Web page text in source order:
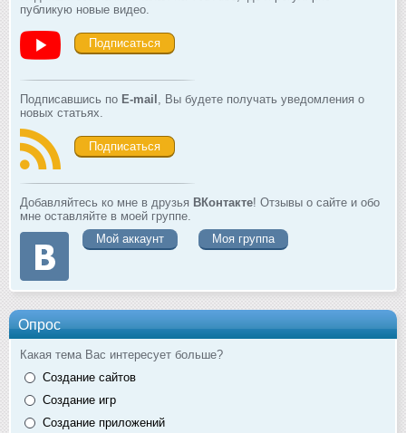
публикую новые видео.
Подписаться
Подписавшись по E-mail
, Вы будете получать уведомления о
новых статьях.
Подписаться
Добавляйтесь ко мне в друзья ВКонтакте! Отзывы о сайте и обо
мне оставляйте в моей группе.
Мой аккаунт
Моя группа
Опрос
Какая тема Вас интересует больше?
Создание сайтов
Создание игр
Создание приложений